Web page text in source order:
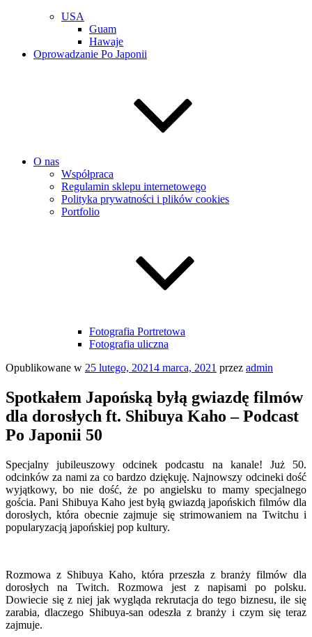
USA
Guam
Hawaje
Oprowadzanie Po Japonii
O nas
Współpraca
Regulamin sklepu internetowego
Polityka prywatności i plików cookies
Portfolio
Fotografia Portretowa
Fotografia uliczna
Opublikowane w 25 lutego, 20214 marca, 2021 przez admin
Spotkałem Japońską byłą gwiazdę filmów
dla dorosłych ft. Shibuya Kaho – Podcast
Po Japonii 50
Specjalny jubileuszowy odcinek podcastu na kanale! Już 50.
odcinków za nami za co bardzo dziękuję. Najnowszy odcineki dość
wyjątkowy, bo nie dość, że po angielsku to mamy specjalnego
gościa. Pani Shibuya Kaho jest byłą gwiazdą japońskich filmów dla
dorosłych, która obecnie zajmuje się strimowaniem na Twitchu i
popularyzacją japońskiej pop kultury.
Rozmowa z Shibuya Kaho, która przeszła z branży filmów dla
dorosłych na Twitch. Rozmowa jest z napisami po polsku.
Dowiecie się z niej jak wygląda rekrutacja do tego biznesu, ile się
zarabia, dlaczego Shibuya-san odeszła z branży i czym się teraz
zajmuje.